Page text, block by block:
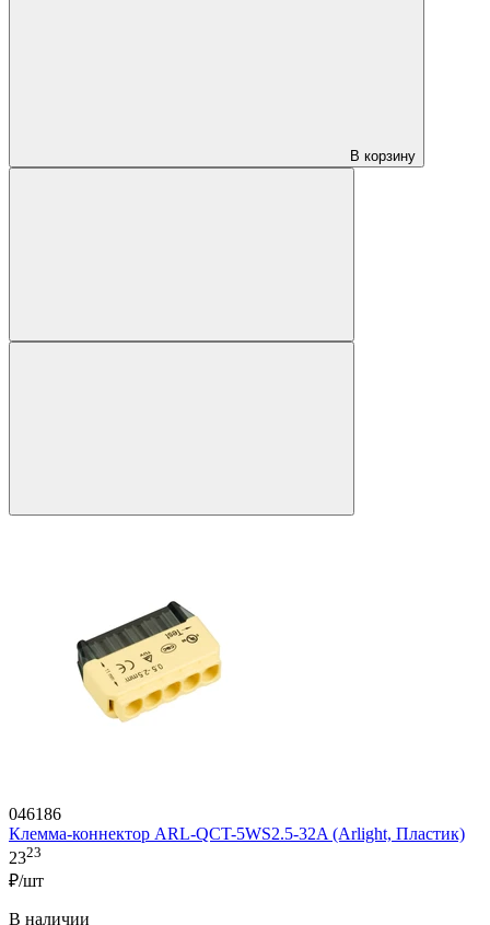
В корзину
046186
Клемма-коннектор ARL-QCT-5WS2.5-32A (Arlight, Пластик)
2323
₽/шт
В наличии